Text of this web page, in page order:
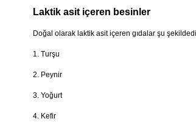
Laktik asit içeren besinler
Doğal olarak laktik asit içeren gıdalar şu
1. Turşu
2. Peynir
3. Yoğurt
4. Kefir